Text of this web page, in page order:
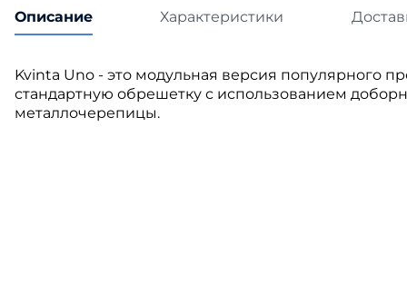
Описание Характеристики
Kvinta Uno - это модульная версия популярного
стандартную обрешетку с использованием
металлочерепицы.